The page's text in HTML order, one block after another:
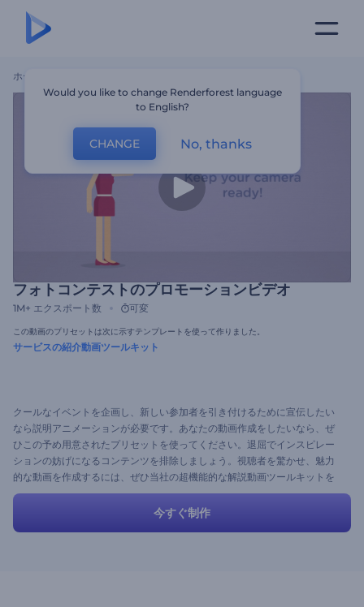
ホーム
フォトコンテストのプロモーションビデオ
1M+ エクスポート数 可変
この動画のプリセットは次に示すテンプレートを使って作りました。
サービスの紹介動画ツールキット
クールなイベントを企画し、新しい参加者を引き付けるために宣伝したい
なら説明アニメーションが必要です。あなたの動画作成をしたいなら、ぜ
ひこの予め用意されたプリセットを使ってください。退屈でインスピレー
ションの妨げになるコンテンツを排除しましょう。視聴者を驚かせ、魅力
的な動画を作成するには、ぜひ当社の超機能的な解説動画ツールキットを
利用してください。
今すぐ制作
Would you like to change Renderforest language
to English?
CHANGE No, thanks